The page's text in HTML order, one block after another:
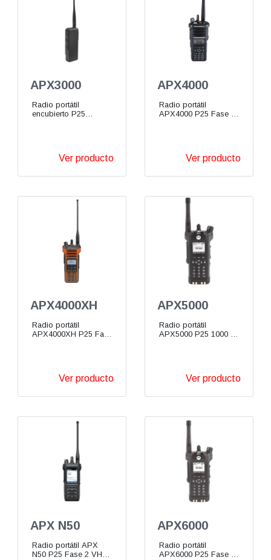
APX3000
Radio portátil
encubierto P25
Ver producto
APX4000
Radio portátil
APX4000 P25 Fase 2
Ver producto
APX4000XH
Radio portátil
APX4000XH P25 Fase
Ver producto
APX5000
Radio portátil
APX5000 P25 1000 Ch
Ver producto
APX N50
Radio portátil APX
N50 P25 Fase 2 VHF
APX6000
Radio portátil
APX6000 P25 Fase 2